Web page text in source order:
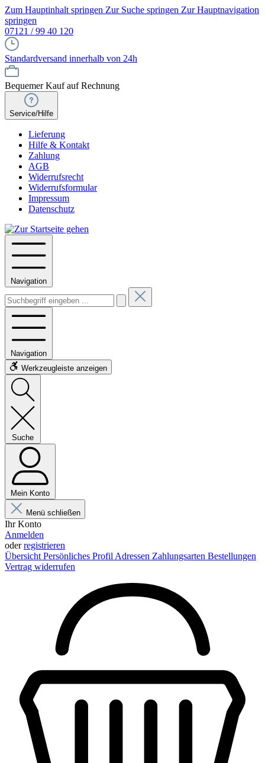
Zum Hauptinhalt springen Zur Suche springen Zur Hauptnavigation
springen
07121 / 99 40 120
Standardversand innerhalb von 24h
Bequemer Kauf auf Rechnung
Service/Hilfe
Lieferung
Hilfe & Kontakt
Zahlung
AGB
Widerrufsrecht
Widerrufsformular
Impressum
Datenschutz
Navigation
Navigation
Werkzeugleiste anzeigen
Suche
Mein Konto
Menü schließen
Ihr Konto
Anmelden
oderregistrieren
Übersicht Persönliches Profil Adressen Zahlungsarten Bestellungen
Vertrag widerrufen